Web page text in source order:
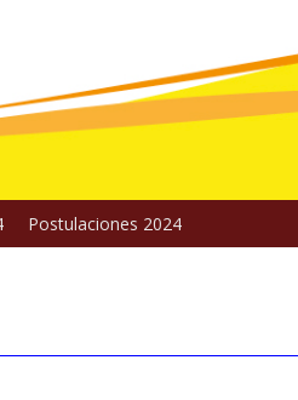
Postulaciones 2024